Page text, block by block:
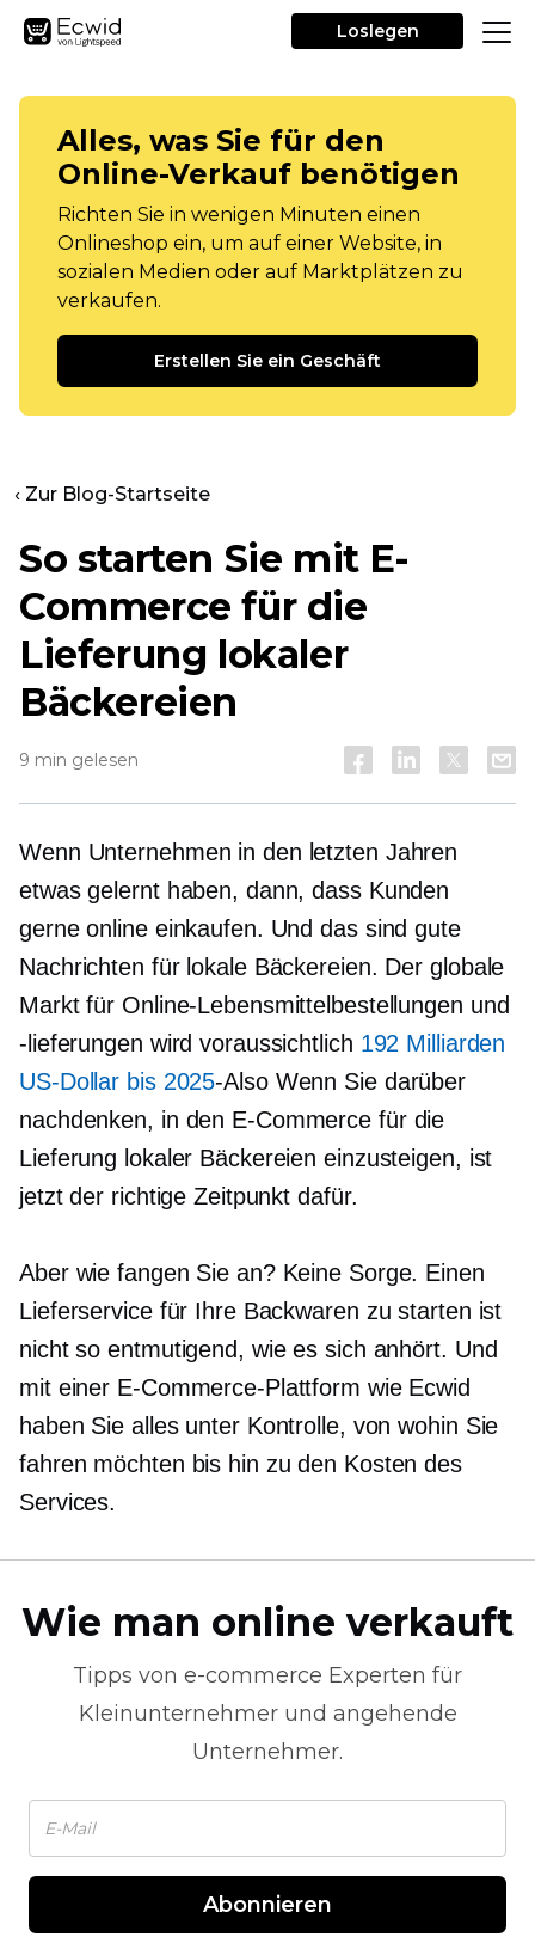
Loslegen
Alles, was Sie für den
Online-Verkauf benötigen
Richten Sie in wenigen Minuten einen
Onlineshop ein, um auf einer Website, in
sozialen Medien oder auf Marktplätzen zu
verkaufen.
Erstellen Sie ein Geschäft
‹ Zur Blog-Startseite
So starten Sie mit E-
Commerce für die
Lieferung lokaler
Bäckereien
9 min gelesen
Wenn Unternehmen in den letzten Jahren
etwas gelernt haben, dann, dass Kunden
gerne online einkaufen. Und das sind gute
Nachrichten für lokale Bäckereien. Der globale
Markt für Online-Lebensmittelbestellungen und
-lieferungen wird voraussichtlich 192 Milliarden
US-Dollar bis 2025-AlsoWenn Sie darüber
nachdenken, in den E-Commerce für die
Lieferung lokaler Bäckereien einzusteigen, ist
jetzt der richtige Zeitpunkt dafür.
Aber wie fangen Sie an? Keine Sorge. Einen
Lieferservice für Ihre Backwaren zu starten ist
nicht so entmutigend, wie es sich anhört. Und
mit einer E-Commerce-Plattform wie Ecwid
haben Sie alles unter Kontrolle, von wohin Sie
fahren möchten bis hin zu den Kosten des
Services.
Wie man online verkauft
Tipps von e-commerce Experten für
Kleinunternehmer und angehende
Unternehmer.
Abonnieren